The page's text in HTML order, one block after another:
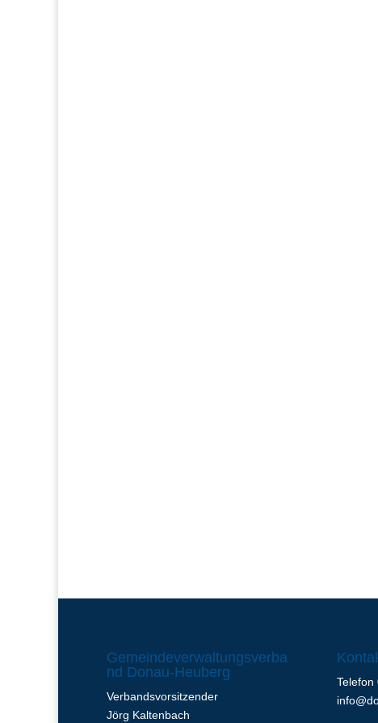
Gemeindeverwaltungsverba
nd Donau-Heuberg
Verbandsvorsitzender
Jörg Kaltenbach
Telefon